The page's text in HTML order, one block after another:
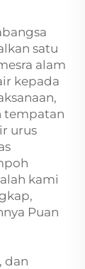
satu
alam
kepada
tempatan
urus
kami
Puan
dan